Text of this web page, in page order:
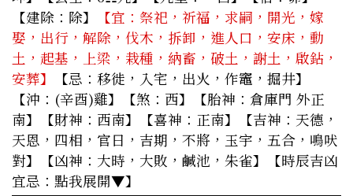
【建除：除】
【宜：祭祀，祈福，求嗣，開光，嫁
娶，出行，解除，伐木，拆卸，進人口，安床，動
土，起基，上梁，栽種，納畜，破土，謝土，啟鉆，
安葬】
【忌：移徙，入宅，出火，作竈，掘井】
【沖：(辛酉)雞】【煞：西】【胎神：倉庫門 外正
南】【財神：西南】【喜神：正南】【吉神：天德，
天恩，四相，官日，吉期，不將，玉宇，五合，鳴吠
對】【凶神：大時，大敗，鹹池，朱雀】
【時辰吉凶
宜忌：點我展開▼】